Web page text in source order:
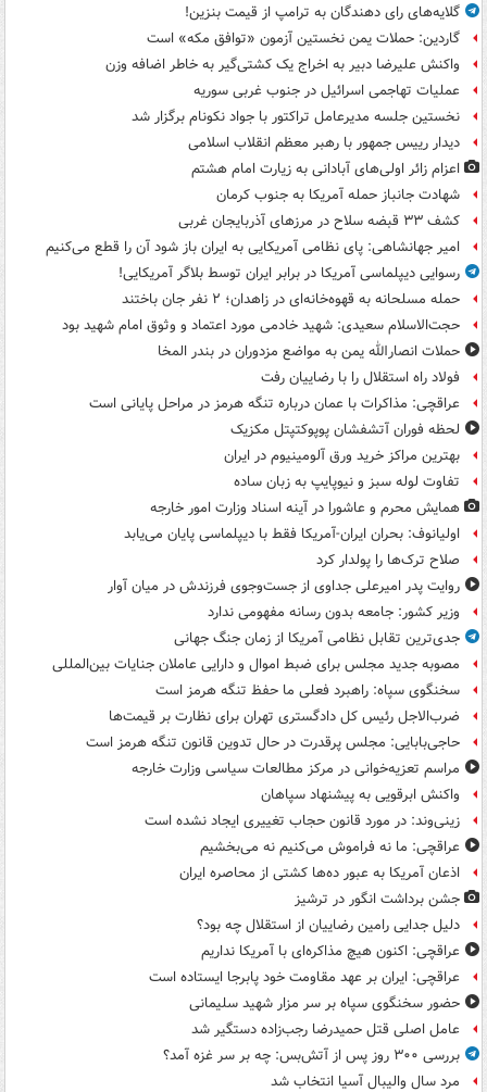
گلایه‌های رای دهندگان به ترامپ از قیمت بنزین!
گاردین: حملات یمن نخستین آزمون «توافق مکه» است
واکنش علیرضا دبیر به اخراج یک کشتی‌گیر به خاطر اضافه وزن
عملیات تهاجمی اسرائیل در جنوب غربی سوریه
نخستین جلسه مدیرعامل تراکتور با جواد نکونام برگزار شد
دیدار رییس جمهور با رهبر معظم انقلاب اسلامی
اعزام زائر اولی‌های آبادانی به زیارت امام هشتم
شهادت جانباز حمله آمریکا به جنوب کرمان
کشف ۳۳ قبضه سلاح در مرزهای آذربایجان غربی
امیر جهانشاهی: پای نظامی آمریکایی به ایران باز شود آن را قطع می‌کنیم
رسوایی دیپلماسی آمریکا در برابر ایران توسط بلاگر آمریکایی!
حمله مسلحانه به قهوه‌خانه‌ای در زاهدان؛ ۲ نفر جان باختند
حجت‌الاسلام سعیدی: شهید خادمی مورد اعتماد و وثوق امام شهید بود
حملات انصارالله یمن به مواضع مزدوران در بندر المخا
فولاد راه استقلال را با رضاییان رفت
عراقچی: مذاکرات با عمان درباره تنگه هرمز در مراحل پایانی است
لحظه فوران آتشفشان پوپوکتپتل مکزیک
بهترین مراکز خرید ورق آلومینیوم در ایران
تفاوت لوله سبز و نیوپایپ به زبان ساده
همایش محرم و عاشورا در آینه اسناد وزارت امور خارجه
اولیانوف: بحران ایران-آمریکا فقط با دیپلماسی پایان می‌یابد
صلاح ترک‌ها را پولدار کرد
روایت پدر امیرعلی جداوی از جست‌وجوی فرزندش در میان آوار
وزیر کشور: جامعه بدون رسانه مفهومی ندارد
جدی‌ترین تقابل نظامی آمریکا از زمان جنگ جهانی
مصوبه جدید مجلس برای ضبط اموال و دارایی عاملان جنایات بین‌المللی
سخنگوی سپاه: راهبرد فعلی ما حفظ تنگه هرمز است
ضرب‌الاجل رئیس کل دادگستری تهران برای نظارت بر قیمت‌ها
حاجی‌بابایی: مجلس پرقدرت در حال تدوین قانون تنگه هرمز است
مراسم تعزیه‌خوانی در مرکز مطالعات سیاسی وزارت خارجه
واکنش ابرقویی به پیشنهاد سپاهان
زینی‌وند: در مورد قانون حجاب تغییری ایجاد نشده است
عراقچی: ما نه فراموش می‌کنیم نه می‌بخشیم
اذعان آمریکا به عبور ده‌ها کشتی از محاصره ایران
جشن برداشت انگور در ترشیز
دلیل جدایی رامین رضاییان از استقلال چه بود؟
عراقچی: اکنون هیچ مذاکره‌ای با آمریکا نداریم
عراقچی: ایران بر عهد مقاومت خود پابرجا ایستاده است
حضور سخنگوی سپاه بر سر مزار شهید سلیمانی
عامل اصلی قتل حمیدرضا رجب‌زاده دستگیر شد
بررسی ۳۰۰ روز پس از آتش‌بس: چه بر سر غزه آمد؟
مرد سال والیبال آسیا انتخاب شد